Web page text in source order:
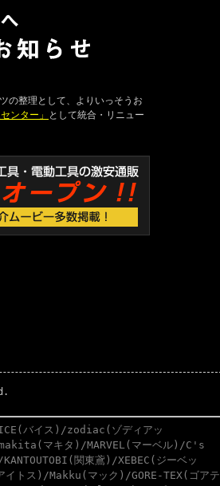
の整理として、よりいっそうお
ンター」
として統合・リニュー
バイス)/zodiac(ゾディアッ
マキタ)/MARVEL(マーベル)/C's
関東鳶)/XEBEC(ジーベッ
イトス)/Makku(マック)/GORE-TEX(ゴアテ